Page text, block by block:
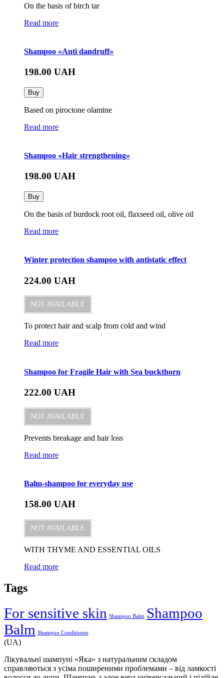
On the basis of birch tar
Read more
Shampoo «Anti dandruff»
198.00 UAH
Buy
Based on piroctone olamine
Read more
Shampoo «Hair strengthening»
198.00 UAH
Buy
On the basis of burdock root oil, flaxseed oil, olive oil
Read more
Winter protection shampoo with antistatic effect
224.00 UAH
NOT AVAILABLE
To protect hair and scalp from cold and wind
Read more
Shampoo for Fragile Hair with Sea buckthorn
222.00 UAH
NOT AVAILABLE
Prevents breakage and hair loss
Read more
Balm-shampoo for everyday use
158.00 UAH
NOT AVAILABLE
WITH THYME AND ESSENTIAL OILS
Read more
Tags
For sensitive skin Shampoo Balm
Shampoo
Balm Shampoo Conditioner
(UA)
Лікувальні шампуні «Яка» з натуральним складом
справляються з усіма поширеними проблемами – від ламкості